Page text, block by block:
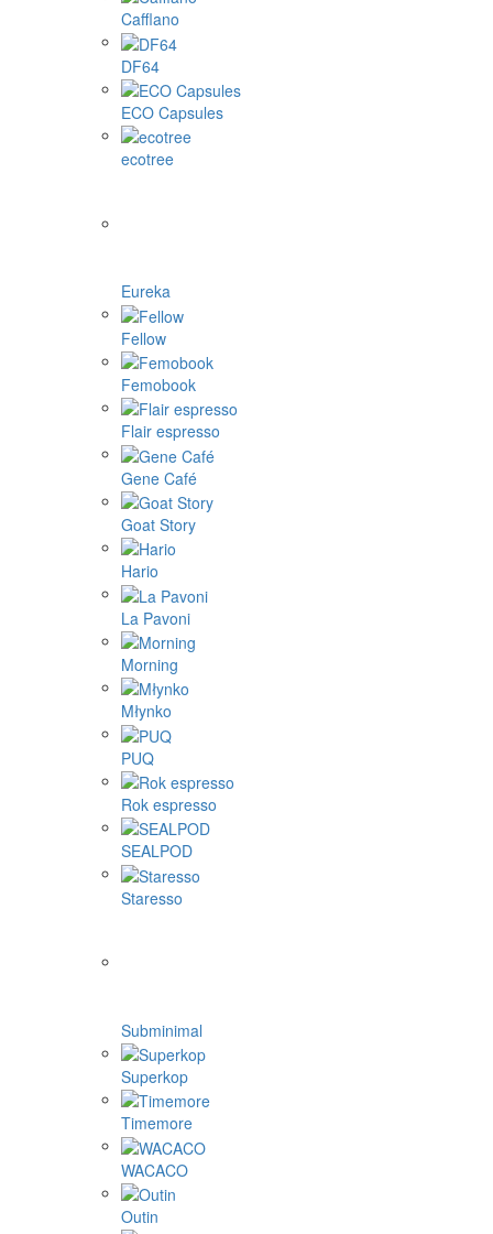
Cafflano
DF64
ECO Capsules
ecotree
Eureka
Fellow
Femobook
Flair espresso
Gene Café
Goat Story
Hario
La Pavoni
Morning
Młynko
PUQ
Rok espresso
SEALPOD
Staresso
Subminimal
Superkop
Timemore
WACACO
Outin